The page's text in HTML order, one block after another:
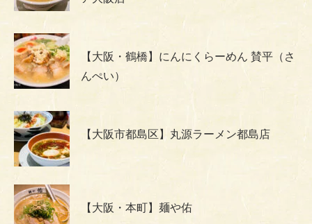
【大阪・鶴橋】にんにくらーめん 賛平（さ
んぺい）
【大阪市都島区】丸源ラーメン都島店
【大阪・本町】麺や佑